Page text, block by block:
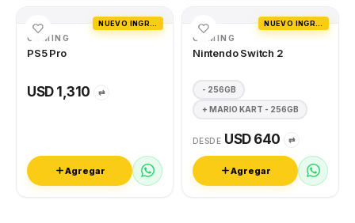
GAMING
PS5 Pro
USD 1,310 ⇄
Agregar
GAMING
Nintendo Switch 2
- 256GB
+ MARIO KART - 256GB
DESDE USD 640 ⇄
Agregar